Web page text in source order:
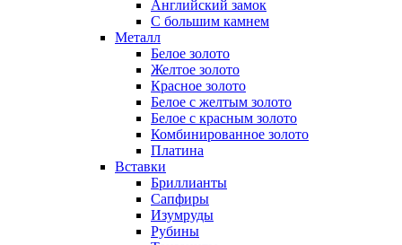
Английский замок
С большим камнем
Металл
Белое золото
Желтое золото
Красное золото
Белое с желтым золото
Белое с красным золото
Комбинированное золото
Платина
Вставки
Бриллианты
Сапфиры
Изумруды
Рубины